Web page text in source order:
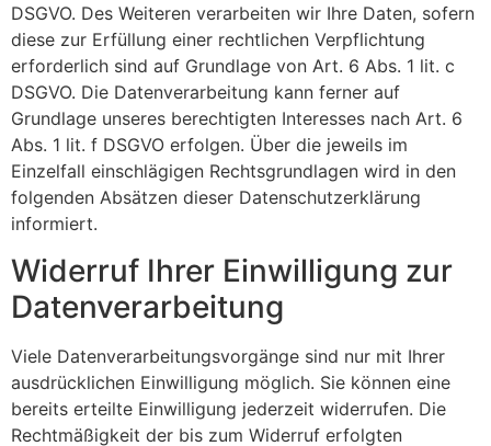
DSGVO. Des Weiteren verarbeiten wir Ihre Daten, sofern
diese zur Erfüllung einer rechtlichen Verpflichtung
erforderlich sind auf Grundlage von Art. 6 Abs. 1 lit. c
DSGVO. Die Datenverarbeitung kann ferner auf
Grundlage unseres berechtigten Interesses nach Art. 6
Abs. 1 lit. f DSGVO erfolgen. Über die jeweils im
Einzelfall einschlägigen Rechtsgrundlagen wird in den
folgenden Absätzen dieser Datenschutzerklärung
informiert.
Widerruf Ihrer Einwilligung zur
Datenverarbeitung
Viele Datenverarbeitungsvorgänge sind nur mit Ihrer
ausdrücklichen Einwilligung möglich. Sie können eine
bereits erteilte Einwilligung jederzeit widerrufen. Die
Rechtmäßigkeit der bis zum Widerruf erfolgten